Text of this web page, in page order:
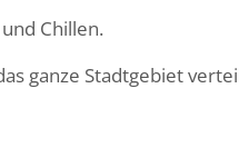
Chillen.
ganze Stadtgebiet